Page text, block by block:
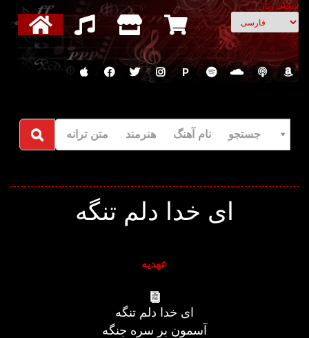
انتخاب زبان
P
جستجو نام آهنگ هنرمند متن ترانه
ای خدا دلم تنگه
عهدیه
ای خدا دلم تنگه
آسمون بر سره جنگه